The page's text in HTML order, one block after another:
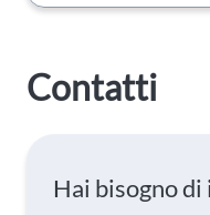
Contatti
Hai bisogno